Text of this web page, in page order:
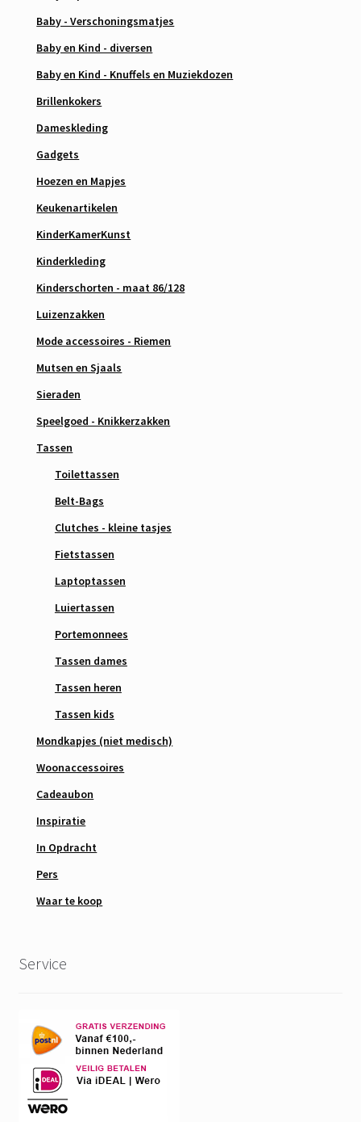
Baby - Verschoningsmatjes
Baby en Kind - diversen
Baby en Kind - Knuffels en Muziekdozen
Brillenkokers
Dameskleding
Gadgets
Hoezen en Mapjes
Keukenartikelen
KinderKamerKunst
Kinderkleding
Kinderschorten - maat 86/128
Luizenzakken
Mode accessoires - Riemen
Mutsen en Sjaals
Sieraden
Speelgoed - Knikkerzakken
Tassen
Toilettassen
Belt-Bags
Clutches - kleine tasjes
Fietstassen
Laptoptassen
Luiertassen
Portemonnees
Tassen dames
Tassen heren
Tassen kids
Mondkapjes (niet medisch)
Woonaccessoires
Cadeaubon
Inspiratie
In Opdracht
Pers
Waar te koop
Service